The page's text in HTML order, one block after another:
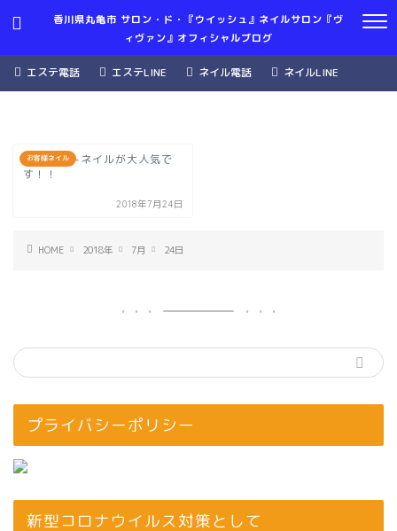
香川県丸亀市 サロン・ド・『ウイッシュ』ネイルサロン『ヴ
ィヴァン』オフィシャルブログ
エステ電話 エステLINE ネイル電話 ネイルLINE
お客様ネイル
夏はフットネイルが大人気で
す！！
2018年7月24日
HOME 2018年 7月 24日
プライバシーポリシー
新型コロナウイルス対策として